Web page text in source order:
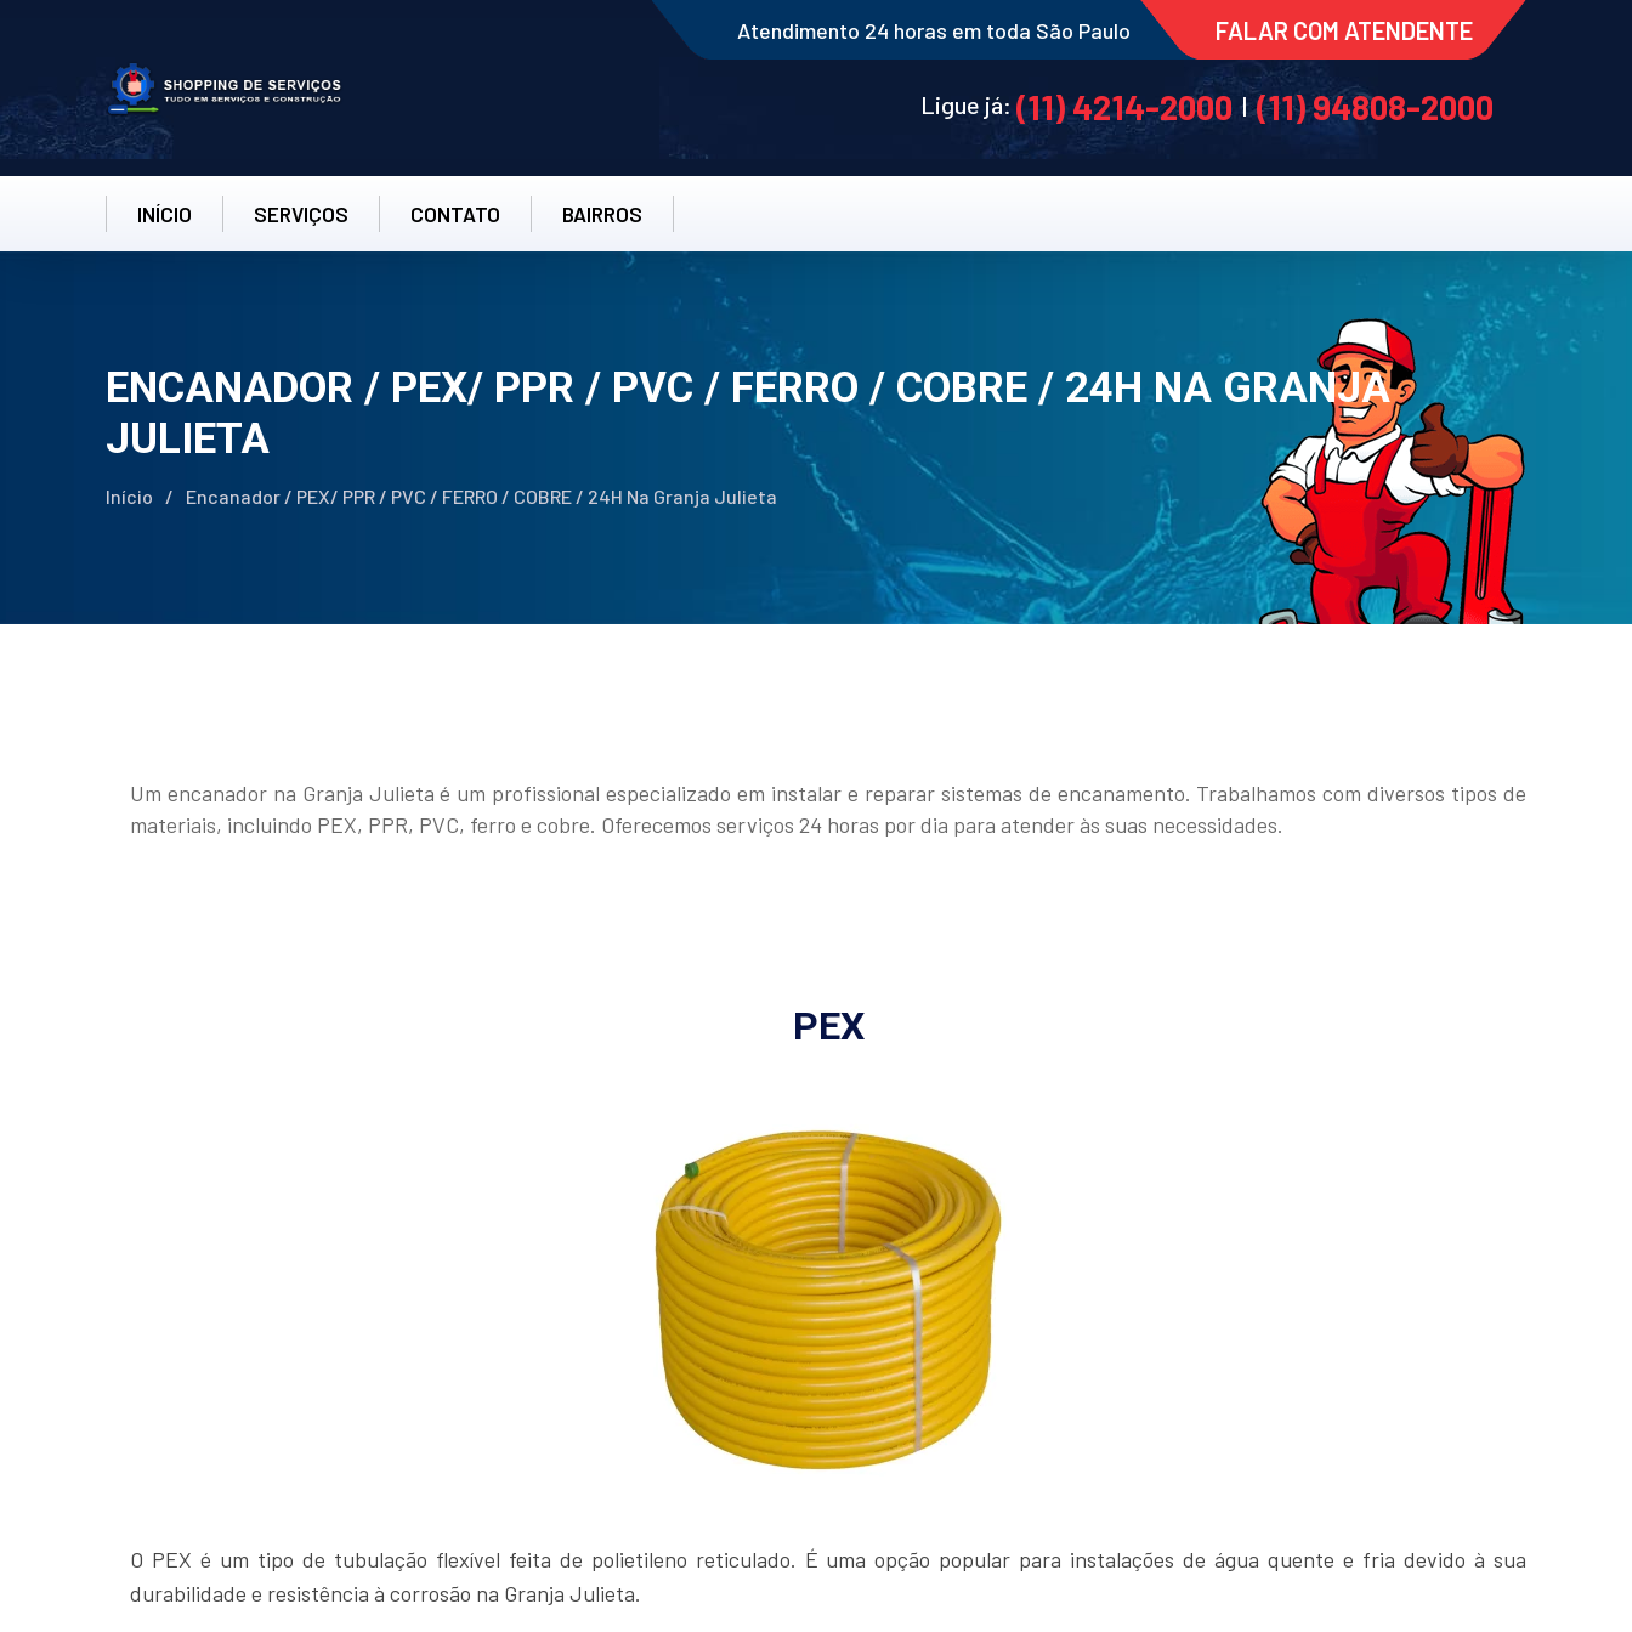
Atendimento 24 horas em toda São Paulo FALAR COM ATENDENTE
Ligue já: (11) 4214-2000 |(11) 94808-2000
INÍCIO SERVIÇOS CONTATO BAIRROS
ENCANADOR / PEX/ PPR / PVC / FERRO / COBRE / 24H NA GRANJA
JULIETA
Início / Encanador / PEX/ PPR / PVC / FERRO / COBRE / 24H Na Granja Julieta
Um encanador na Granja Julieta é um profissional especializado em instalar e reparar sistemas de encanamento. Trabalhamos com diversos tipos de
materiais, incluindo PEX, PPR, PVC, ferro e cobre. Oferecemos serviços 24 horas por dia para atender às suas necessidades.
PEX
O PEX é um tipo de tubulação flexível feita de polietileno reticulado. É uma opção popular para instalações de água quente e fria devido à sua
durabilidade e resistência à corrosão na Granja Julieta.